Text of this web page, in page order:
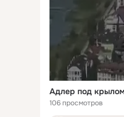
106 просмотров